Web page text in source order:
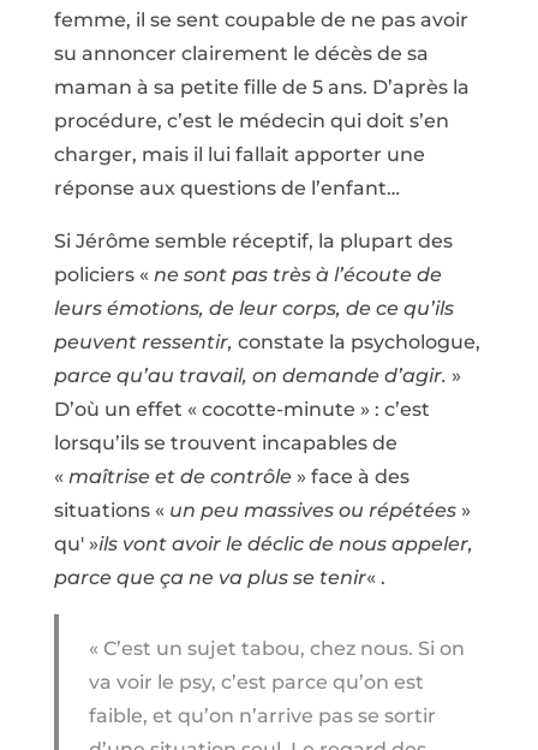
femme, il se sent coupable de ne pas avoir
su annoncer clairement le décès de sa
maman à sa petite fille de 5 ans. D’après la
procédure, c’est le médecin qui doit s’en
charger, mais il lui fallait apporter une
réponse aux questions de l’enfant…
Si Jérôme semble réceptif, la plupart des
policiers « ne sont pas très à l’écoute de
leurs émotions, de leur corps, de ce qu’ils
peuvent ressentir, constate la psychologue,
parce qu’au travail, on demande d’agir. »
D’où un effet « cocotte-minute » : c’est
lorsqu’ils se trouvent incapables de
« maîtrise et de contrôle» face à des
situations « un peu massives ou répétées»
qu' »ils vont avoir le déclic de nous appeler,
parce que ça ne va plus se tenir« .
« C’est un sujet tabou, chez nous. Si on
va voir le psy, c’est parce qu’on est
faible, et qu’on n’arrive pas se sortir